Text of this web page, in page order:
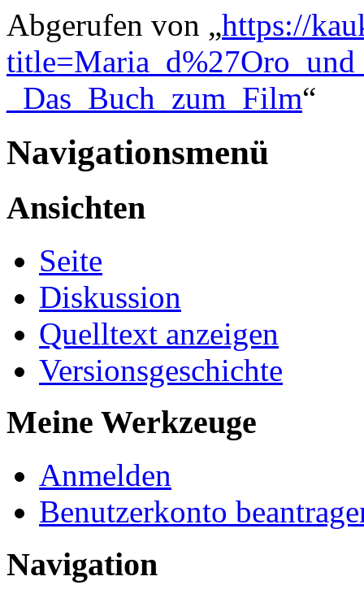
Abgerufen von „https://
_Das_Buch_zum_Film“
Navigationsmenü
Ansichten
Seite
Diskussion
Quelltext anzeigen
Versionsgeschichte
Meine Werkzeuge
Anmelden
Benutzerkonto
Navigation